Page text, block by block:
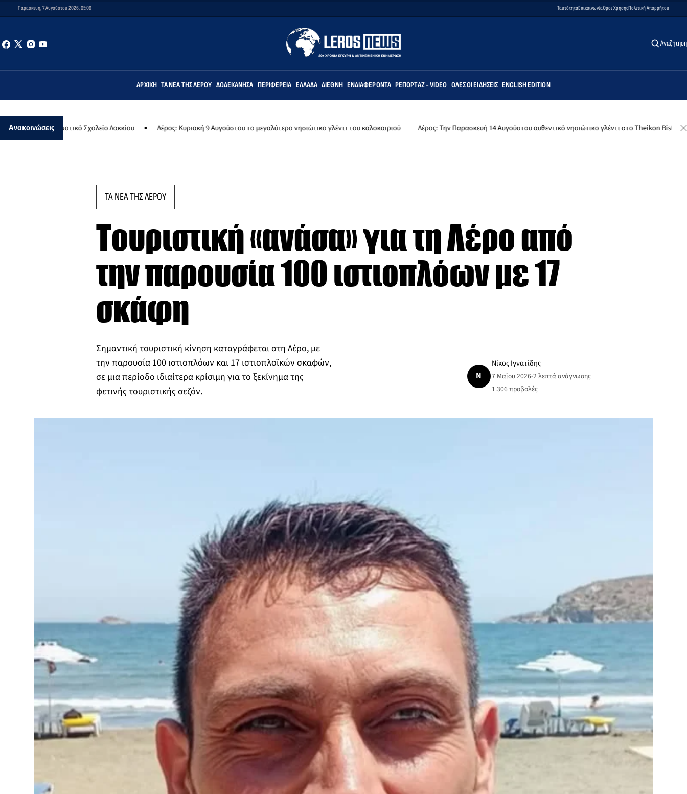
Παρασκευή, 7 Αυγούστου 2026, 05:06 ΤαυτότηταΕπικοινωνίαΌροι ΧρήσηςΠολιτική Απορρήτου
Αναζήτηση
ΑΡΧΙΚΉ ΤΑ ΝΈΑ ΤΗΣ ΛΈΡΟΥ ΔΩΔΕΚΆΝΗΣΑ ΠΕΡΙΦΈΡΕΙΑ ΕΛΛΆΔΑ ΔΙΕΘΝΉ ΕΝΔΙΑΦΈΡΟΝΤΑ ΡΕΠΟΡΤΆΖ - VIDEO ΌΛΕΣ ΟΙ ΕΙΔΉΣΕΙΣ ENGLISH EDITION
Ανακοινώσεις
Σχολείο Λακκίου Λέρος: Κυριακή 9 Αυγούστου το μεγαλύτερο νησιώτικο γλέντι του καλοκαιριού Λέρος: Την Παρασκευή 14 Αυγούστου αυθεντικό νησιώτικο γλέντι στο Theikon Bistro Restaurant!
ΤΑ ΝΕΑ ΤΗΣ ΛΕΡΟΥ
Τουριστική «ανάσα» για τη Λέρο από
την παρουσία 100 ιστιοπλόων με 17
σκάφη
Σημαντική τουριστική κίνηση καταγράφεται στη Λέρο, με
την παρουσία 100 ιστιοπλόων και 17 ιστιοπλοϊκών σκαφών,
σε μια περίοδο ιδιαίτερα κρίσιμη για το ξεκίνημα της
φετινής τουριστικής σεζόν.
Ν
Νίκος Ιγνατίδης
7 Μαΐου 2026•2 λεπτά ανάγνωσης
1.306προβολές